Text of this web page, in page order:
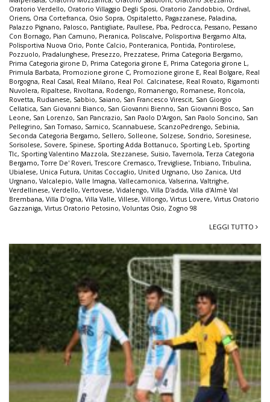
Oratorio Verdello, Oratorio Villaggio Degli Sposi, Oratorio Zandobbio, Ordival,
Oriens, Orsa Cortefranca, Osio Sopra, Ospitaletto, Pagazzanese, Paladina,
Palazzo Pignano, Palosco, Pantigliate, Paullese, Pba, Pedrocca, Pessano, Pessano
Con Bornago, Pian Camuno, Pieranica, Poliscalve, Polisportiva Bergamo Alta,
Polisportiva Nuova Orio, Ponte Calcio, Ponteranica, Pontida, Pontirolese,
Pozzuolo, Pradalunghese, Presezzo, Prezzatese, Prima Categoria Bergamo,
Prima Categoria girone D, Prima Categoria girone E, Prima Categoria girone L,
Primula Barbata, Promozione girone C, Promozione girone E, Real Bolgare, Real
Borgogna, Real Casal, Real Milano, Real Pol. Calcinatese, Real Rovato, Rigamonti
Nuvolera, Ripaltese, Rivoltana, Rodengo, Romanengo, Romanese, Roncola,
Rovetta, Rudianese, Sabbio, Saiano, San Francesco Virescit, San Giorgio
Cellatica, San Giovanni Bianco, San Giovanni Bienno, San Giovanni Bosco, San
Leone, San Lorenzo, San Pancrazio, San Paolo D'Argon, San Paolo Soncino, San
Pellegrino, San Tomaso, Sarnico, Scannabuese, ScanzoPedrengo, Sebinia,
Seconda Categoria Bergamo, Sellero, Solleone, Solzese, Sondrio, Soresinese,
Sorisolese, Sovere, Spinese, Sporting Adda Bottanuco, Sporting Leb, Sporting
Tlc, Sporting Valentino Mazzola, Stezzanese, Suisio,Tavernola,Terza Categoria
Bergamo,Torre De' Roveri,Trescore Cremasco,Trevigliese,Tribiano,Tribulina,
Ubialese, Unica Futura, Unitas Coccaglio, United Urgnano, Uso Zanica, Utd
Urgnano, Valcalepio, Valle Imagna, Vallecamonica, Valserina, Valtrighe,
Verdellinese, Verdello, Vertovese, Vidalengo, Villa D'adda, Villa d'Almè Val
Brembana, Villa D'ogna, Villa Valle, Villese, Villongo, Virtus Lovere, Virtus Oratorio
Gazzaniga, Virtus Oratorio Petosino, Voluntas Osio, Zogno 98
LEGGI TUTTO